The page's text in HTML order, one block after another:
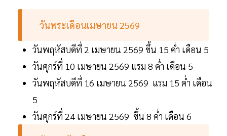
วันพระเดือนเมษายน 2569
วันพฤหัสบดีที่ 2 เมษายน 2569 ขึ้น 15 ค่ำ เดือน 5
วันศุกร์ที่ 10 เมษายน 2569 แรม 8 ค่ำ เดือน 5
วันพฤหัสบดีที่ 16 เมษายน 2569 แรม 15 ค่ำ เดือน
5
วันศุกร์ที่ 24 เมษายน 2569 ขึ้น 8 ค่ำ เดือน 6